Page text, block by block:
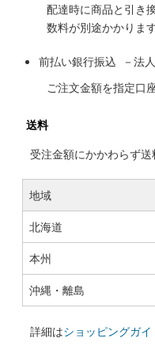
配達時に商品と引き
数料が別途かかりま
前払い銀行振込 －法
ご注文金額を指定口
送料
受注金額にかかわらず
地域
北海道
本州
沖縄・離島
詳細はショッピングガイ